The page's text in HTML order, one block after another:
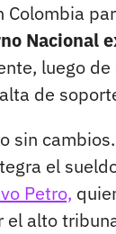
Colombia
Nacional
luego
de
sin cambios.
el
Petro,
el alto